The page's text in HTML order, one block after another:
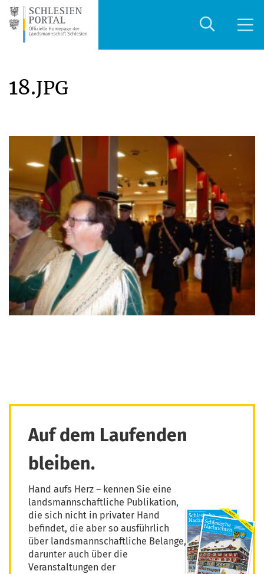
18.JPG
Auf dem Laufenden
bleiben.
Hand aufs Herz – kennen Sie eine
landsmannschaftliche Publikation,
die sich nicht in privater Hand
befindet, die aber so ausführlich
über landsmannschaftliche Belange,
darunter auch über die
Veranstaltungen der